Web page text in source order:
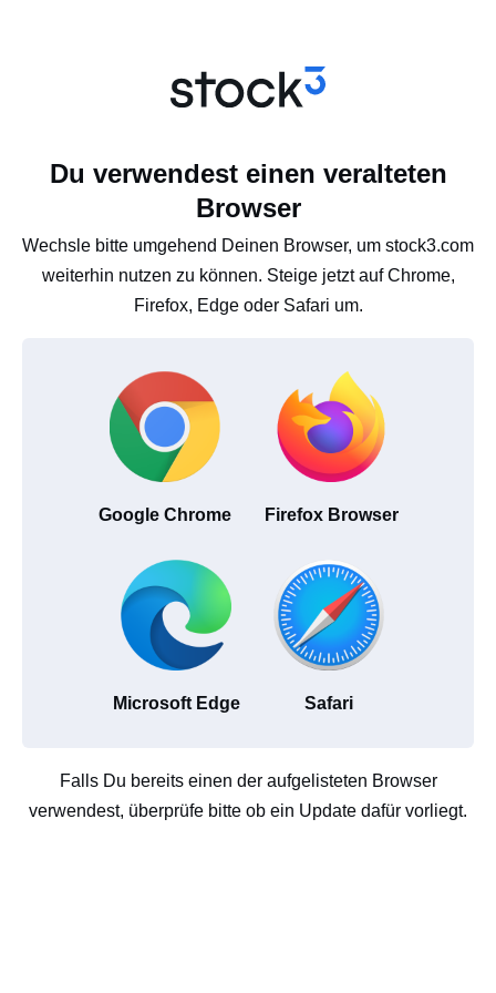
Du verwendest einen veralteten
Browser
Wechsle bitte umgehend Deinen Browser, um stock3.com
weiterhin nutzen zu können. Steige jetzt auf Chrome,
Firefox, Edge oder Safari um.
Google Chrome Firefox Browser
Microsoft Edge Safari
Falls Du bereits einen der aufgelisteten Browser
verwendest, überprüfe bitte ob ein Update dafür vorliegt.